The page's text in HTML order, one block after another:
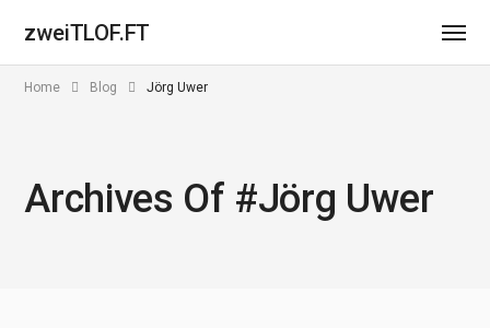
zweiTLOF.FT
Home Blog Jörg Uwer
Archives Of #Jörg Uwer